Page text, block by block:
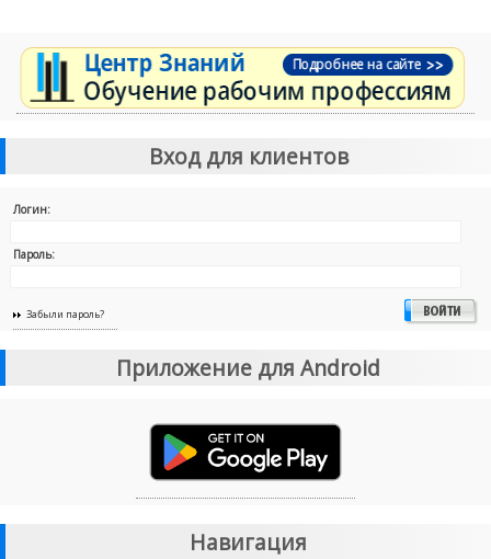
Вход для клиентов
Логин:
Пароль:
Забыли пароль?
Приложение для Android
Навигация